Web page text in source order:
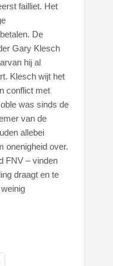
failliet. Het
De
Gary Klesch
hij al
Klesch wijt het
conflict met
was sinds de
van de
allebei
onenigheid over.
FNV – vinden
draagt en te